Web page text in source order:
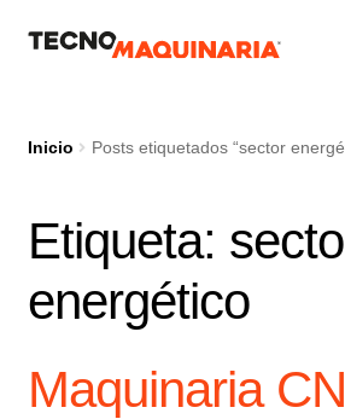
IrIr
Productos
Nosotros
Inicio Posts etiquetados “sector
Etiqueta:
energético
Maquinaria